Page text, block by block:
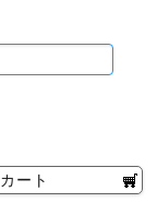
カート